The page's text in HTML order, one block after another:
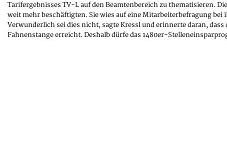
Tarifergebnisses TV-L auf den Beamtenbereich zu thematisieren.
weit mehr beschäftigten. Sie wies auf eine Mitarbeiterbefragung
Verwunderlich sei dies nicht, sagte Kressl und erinnerte daran,
Fahnenstange erreicht. Deshalb dürfe das 1480er-